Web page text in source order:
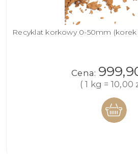
Recyklat korkowy 0-50mm
Cena:
( 1 kg = 10,00